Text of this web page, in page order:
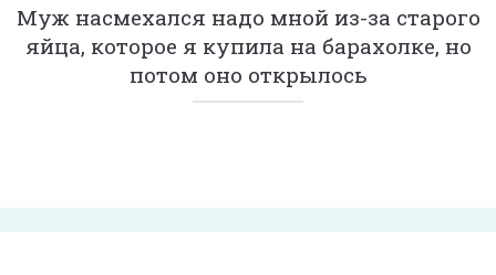
Муж насмехался надо мной из-за старого
яйца, которое я купила на барахолке, но
потом оно открылось